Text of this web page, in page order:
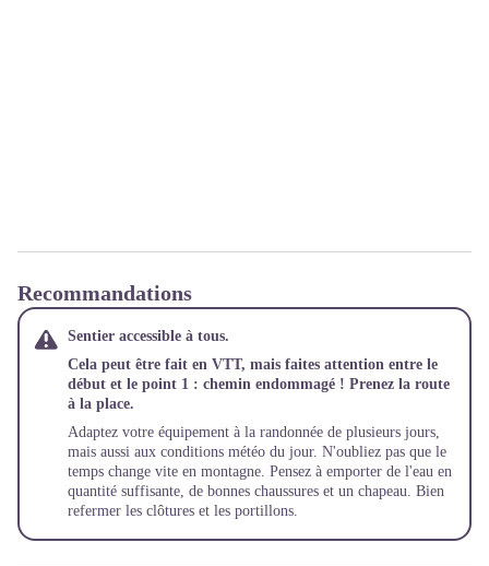
Recommandations
Sentier accessible à tous.
Cela peut être fait en VTT, mais faites attention entre le
début et le point 1 : chemin endommagé ! Prenez la route
à la place.
Adaptez votre équipement à la randonnée de plusieurs jours,
mais aussi aux conditions météo du jour. N'oubliez pas que le
temps change vite en montagne. Pensez à emporter de l'eau en
quantité suffisante, de bonnes chaussures et un chapeau. Bien
refermer les clôtures et les portillons.